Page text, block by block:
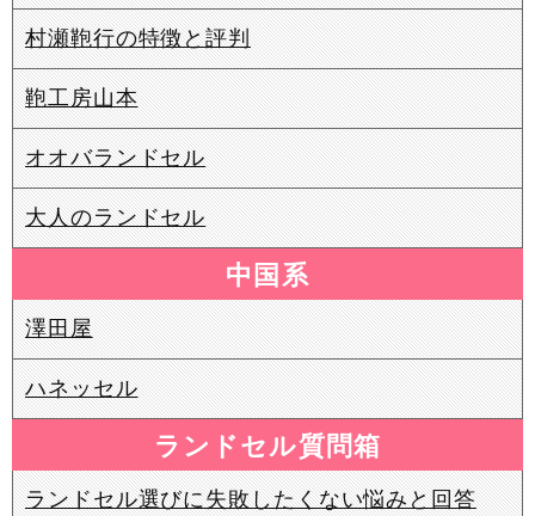
村瀬鞄行の特徴と評判
鞄工房山本
オオバランドセル
大人のランドセル
中国系
澤田屋
ハネッセル
ランドセル質問箱
ランドセル選びに失敗したくない悩みと回答